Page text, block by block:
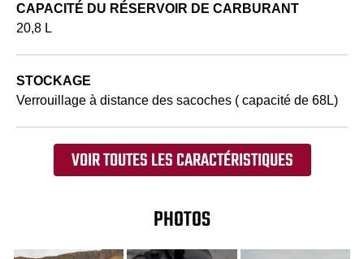
CAPACITÉ DU RÉSERVOIR DE CARBURANT
20,8 L
STOCKAGE
Verrouillage à distance des sacoches ( capacité de 68L)
VOIR TOUTES LES CARACTÉRISTIQUES
PHOTOS